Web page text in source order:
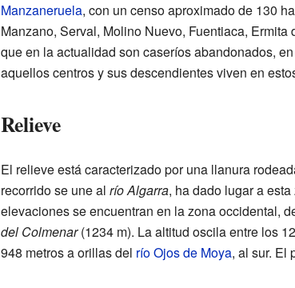
Manzaneruela, con un censo aproximado de 130
Manzano, Serval, Molino Nuevo, Fuentiaca,
que en la actualidad son caseríos abandonados,
aquellos centros y sus descendientes viven en
Relieve
El relieve está caracterizado por una llanura
recorrido se une al río Algarra, ha dado lugar a
elevaciones se encuentran en la zona occidental,
del Colmenar(1234 m). La altitud oscila entre los
948 metros a orillas del río Ojos de Moya, al sur. El